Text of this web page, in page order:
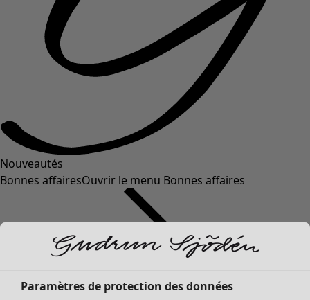
Nouveautés
Bonnes affairesOuvrir le menu Bonnes affaires
Paramètres de protection des données